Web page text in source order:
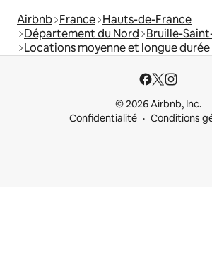
Airbnb France Hauts-de-France
Département du Nord Bruille-
Locations moyenne et longue durée
© 2026 Airbnb, Inc.
Confidentialité
Conditions